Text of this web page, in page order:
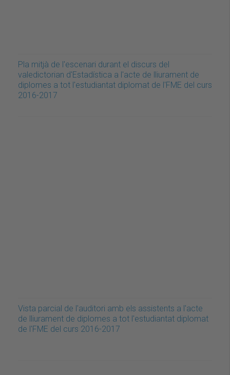
Pla mitjà de l'escenari durant el discurs del
valedictorian d'Estadística a l'acte de lliurament de
diplomes a tot l'estudiantat diplomat de l'FME del curs
2016-2017
Vista parcial de l'auditori amb els assistents a l'acte
de lliurament de diplomes a tot l'estudiantat diplomat
de l'FME del curs 2016-2017